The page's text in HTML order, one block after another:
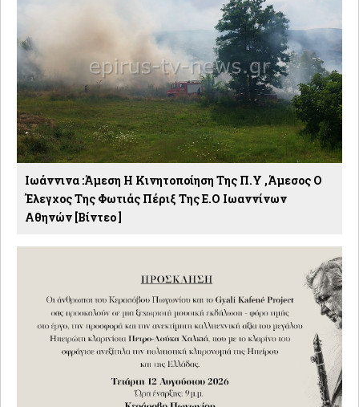
Ιωάννινα :Άμεση Η Κινητοποίηση Της Π.Υ ,άμεσος Ο
Έλεγχος Της Φωτιάς Πέριξ Της Ε.Ο Ιωαννίνων
Αθηνών [βίντεο ]